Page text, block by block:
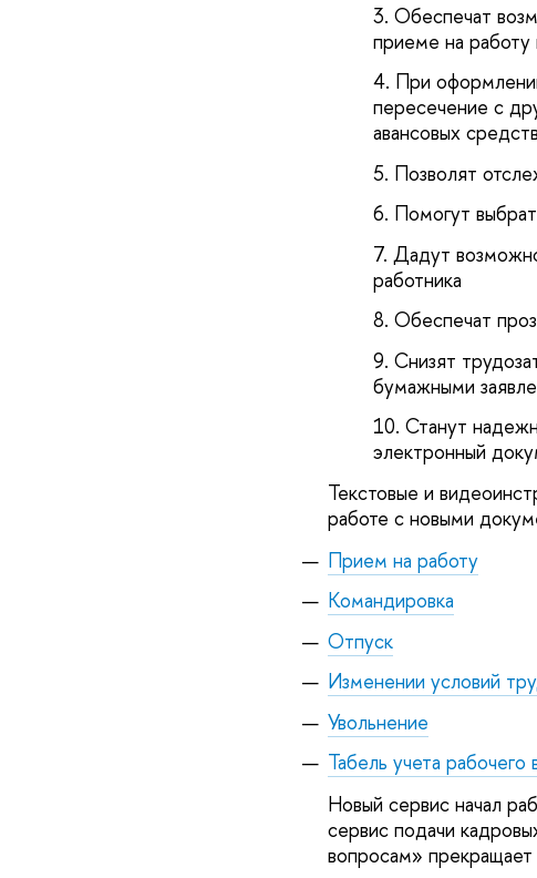
Обеспечат
приеме на
При
пересечение с
авансовых средств
Позволят
Помогут
Дадут
работника
Обеспечат
Снизят
бумажными
Станут
электронный
Текстовые и
работе с новыми
Прием на работу
Командировка
Отпуск
Изменении условий
Увольнение
Табель учета рабочего
Новый сервис начал
сервис подачи
вопросам»